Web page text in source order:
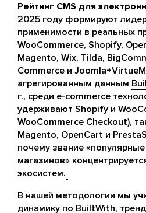
Рейтинг CMS для
2025 году формируют
применимости в реальных
WooCommerce, Shopify,
Magento, Wix, Tilda,
Commerce и
агрегированным данным
г., среди e-commerce
удерживают Shopify и
WooCommerce Checkout),
Magento, OpenCart и
почему звание
магазинов»
экосистем.
В нашей методологии мы
динамику по BuiltWith,